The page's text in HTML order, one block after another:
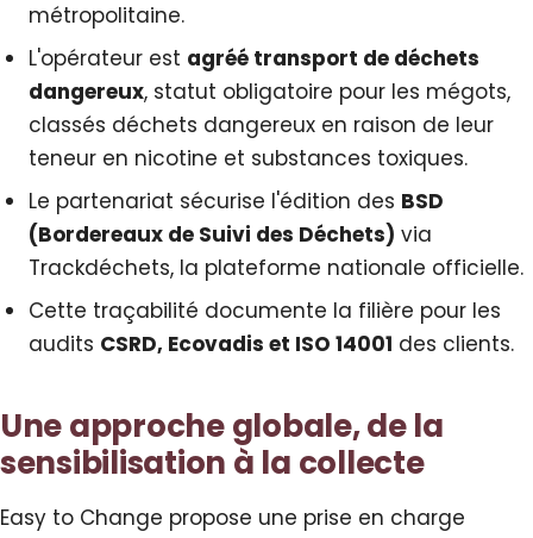
métropolitaine.
L'opérateur est agréé transport de déchets
dangereux, statut obligatoire pour les mégots,
classés déchets dangereux en raison de leur
teneur en nicotine et substances toxiques.
Le partenariat sécurise l'édition des BSD
(Bordereaux de Suivi des Déchets) via
Trackdéchets, la plateforme nationale officielle.
Cette traçabilité documente la filière pour les
audits CSRD, Ecovadis et ISO 14001 des clients.
Une approche globale, de la
sensibilisation à la collecte
Easy to Change propose une prise en charge